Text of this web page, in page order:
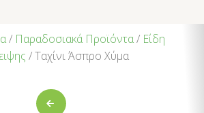
/ Παραδοσιακά Προϊόντα/ Είδη
/ Ταχίνι Άσπρο Χύμα